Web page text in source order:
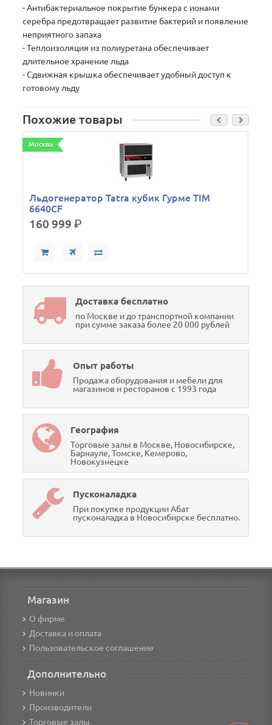
- Антибактериальное покрытие бункера с ионами
серебра предотвращает развитие бактерий и появление
неприятного запаха
- Теплоизоляция из полиуретана обеспечивает
длительное хранение льда
- Сдвижная крышка обеспечивает удобный доступ к
готовому льду
Похожие товары
Москва
Льдогенератор Tatra кубик Гурме TIM
6640CF
160 999р.
Доставка бесплатно
по Москве и до транспортной компании
при сумме заказа более 20 000 рублей
Опыт работы
Продажа оборудования и мебели для
магазинов и ресторанов с 1993 года
География
Торговые залы в Москве, Новосибирске,
Барнауле, Томске, Кемерово,
Новокузнецке
Пусконаладка
При покупке продукции Абат
пусконаладка в Новосибирске бесплатно.
Магазин
О фирме
Доставка и оплата
Пользовательское соглашение
Дополнительно
Новинки
Производители
Торговые залы